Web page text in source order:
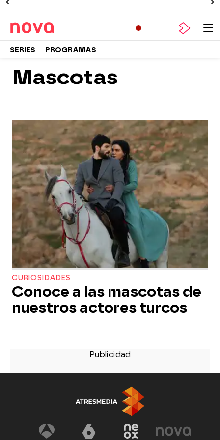
SERIES PROGRAMAS
Mascotas
CURIOSIDADES
Conoce a las mascotas de
nuestros actores turcos